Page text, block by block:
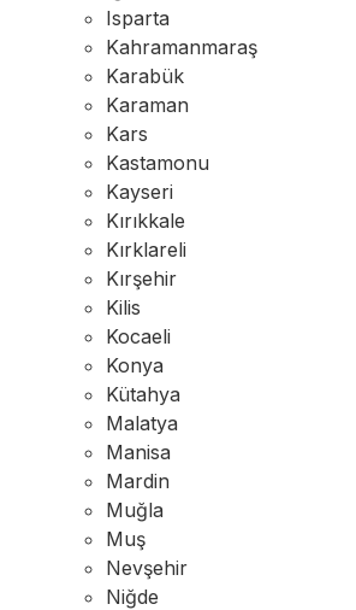
Isparta
Kahramanmaraş
Karabük
Karaman
Kars
Kastamonu
Kayseri
Kırıkkale
Kırklareli
Kırşehir
Kilis
Kocaeli
Konya
Kütahya
Malatya
Manisa
Mardin
Muğla
Muş
Nevşehir
Niğde